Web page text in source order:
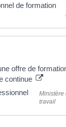
de formation
offre de
continue
Ministère
travail